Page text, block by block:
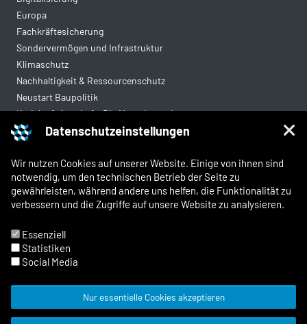
Datenschutzeinstellungen
Wir nutzen Cookies auf unserer Website. Einige von ihnen sind
notwendig, um den technischen Betrieb der Seite zu
gewährleisten, während andere uns helfen, die Funktionalität zu
verbessern und die Zugriffe auf unsere Website zu analysieren.
Essenziell
Statistiken
Social Media
Nur essentielle Cookies akzeptieren
Europa
Fachkräftesicherung
Sondervermögen und Infrastruktur
Klimaschutz
Nachhaltigkeit & Ressourcenschutz
Neustart Baupolitik
Kreislaufwirtschaft: Die Mantelverordnung
Mittelstandsgerechte Vergabe
Rechtliches
Kontakt
Impressum
Datenschutz
Whistleblowing und Meldewege
© 2026 Zentralverband Deutsches